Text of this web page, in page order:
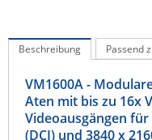
Poynting
Riello UPS
Server Technology
Beschreibung Passend
VM1600A -
Aten mit bis zu 16x
Videoausgängen
(DCI) und 3840 x